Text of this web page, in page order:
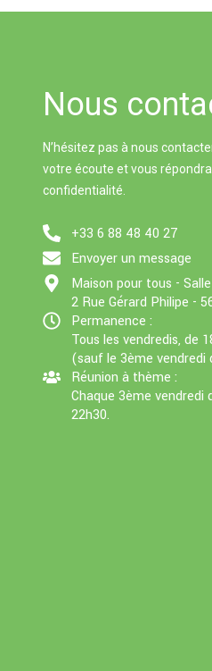
s
e
se
er
at
p
ail
k
Nous
N’hésitez pas à nous
votre écoute et vous
confidentialité.
+33 6 88 48 40 27
Envoyer un message
Maison pour tous -
2 Rue Gérard Philipe -
Permanence :
Tous les vendredis, de
(sauf le 3ème vendredi
Réunion à thème :
Chaque 3ème vendredi
22h30.